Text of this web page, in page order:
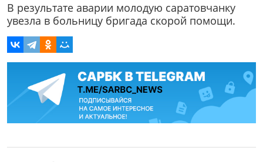
В результате аварии молодую саратовчанку
увезла в больницу бригада скорой помощи.